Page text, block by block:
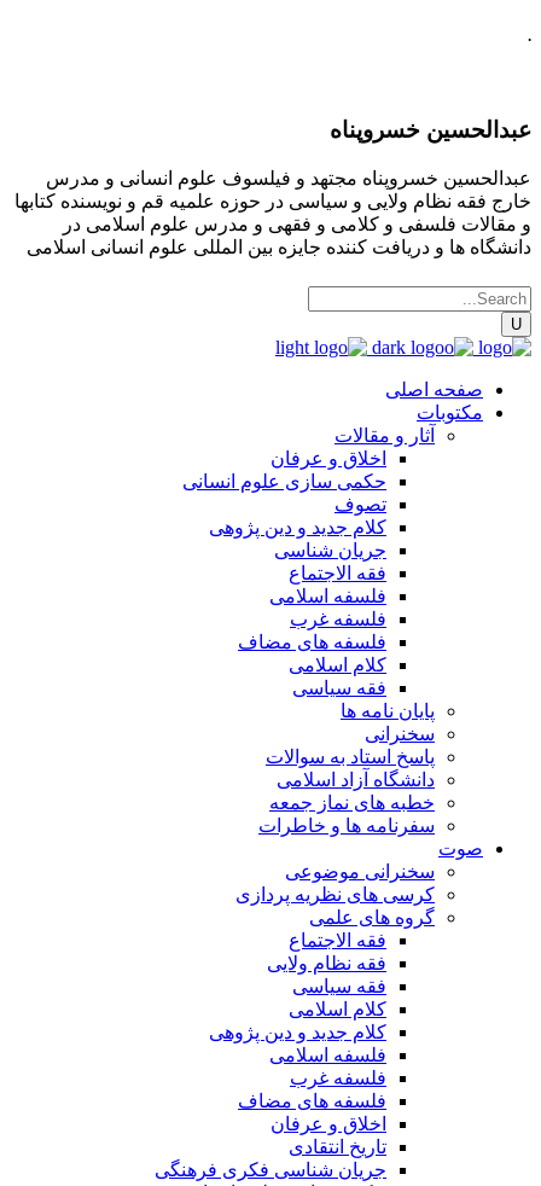
.
عبدالحسین خسروپناه
عبدالحسین خسروپناه مجتهد و فیلسوف علوم انسانی و مدرس
خارج فقه نظام ولایی و سیاسی در حوزه علمیه قم و نویسنده کتابها
و مقالات فلسفی و کلامی و فقهی و مدرس علوم اسلامی در
دانشگاه ها و دریافت کننده جایزه بین المللی علوم انسانی اسلامی
صفحه اصلی
مکتوبات
آثار و مقالات
اخلاق و عرفان
حکمی سازی علوم انسانی
تصوف
کلام جدید و دین پژوهی
جریان شناسی
فقه الاجتماع
فلسفه اسلامی
فلسفه غرب
فلسفه های مضاف
کلام اسلامی
فقه سیاسی
پایان نامه ها
سخنرانی
پاسخ استاد به سوالات
دانشگاه آزاد اسلامی
خطبه های نماز جمعه
سفرنامه ها و خاطرات
صوت
سخنرانی موضوعی
کرسی های نظریه پردازی
گروه های علمی
فقه الاجتماع
فقه نظام ولایی
فقه سیاسی
کلام اسلامی
کلام جدید و دین پژوهی
فلسفه اسلامی
فلسفه غرب
فلسفه های مضاف
اخلاق و عرفان
تاریخ انتقادی
جریان شناسی فکری فرهنگی